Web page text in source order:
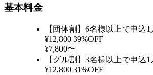
基本料金
【団体割】6名様以上で申込1
¥12,800 39%OFF
¥7,800〜
【グル割】3名様以上で申込1
¥12,800 31%OFF